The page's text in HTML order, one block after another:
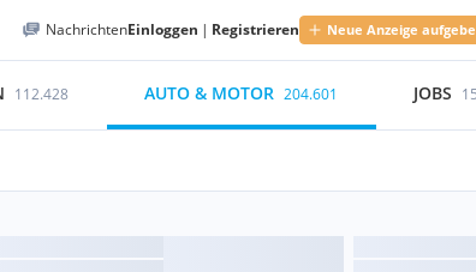
NachrichtenEinloggen | Registrieren Neue Anzeige
112.428 AUTO & MOTOR 204.601 JOBS